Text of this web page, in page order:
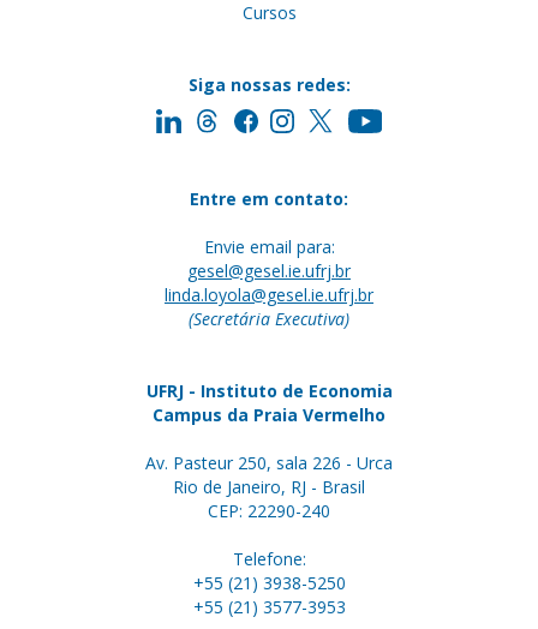
Cursos
Siga nossas redes:
Entre em contato:
Envie email para:
gesel@gesel.ie.ufrj.br
linda.loyola@gesel.ie.ufrj.br
(Secretária Executiva)
UFRJ - Instituto de Economia
Campus da Praia Vermelho
Av. Pasteur 250, sala 226 - Urca
Rio de Janeiro, RJ - Brasil
CEP: 22290-240
Telefone:
+55 (21) 3938-5250
+55 (21) 3577-3953